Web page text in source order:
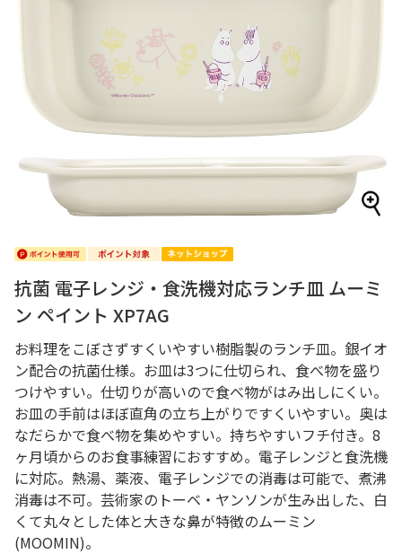
抗菌 電子レンジ・食洗機対応ランチ皿 ムーミ
ン ペイント XP7AG
お料理をこぼさずすくいやすい樹脂製のランチ皿。銀イオ
ン配合の抗菌仕様。お皿は3つに仕切られ、食べ物を盛り
つけやすい。仕切りが高いので食べ物がはみ出しにくい。
お皿の手前はほぼ直角の立ち上がりですくいやすい。奥は
なだらかで食べ物を集めやすい。持ちやすいフチ付き。8
ヶ月頃からのお食事練習におすすめ。電子レンジと食洗機
に対応。熱湯、薬液、電子レンジでの消毒は可能で、煮沸
消毒は不可。芸術家のトーベ・ヤンソンが生み出した、白
くて丸々とした体と大きな鼻が特徴のムーミン
(MOOMIN)。